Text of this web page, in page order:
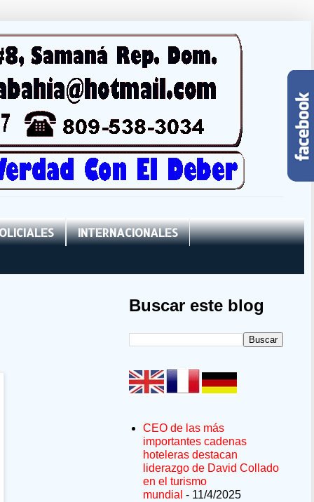
INTERNACIONALES
Buscar este blog
CEO de las más
importantes cadenas
hoteleras destacan
liderazgo de David Collado
en el turismo
mundial - 11/4/2025